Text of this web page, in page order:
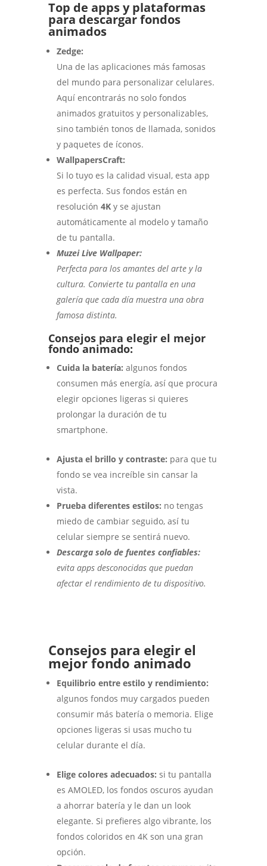
Top de apps y plataformas
para descargar fondos
animados
Zedge:
Una de las aplicaciones más famosas
del mundo para personalizar celulares.
Aquí encontrarás no solo fondos
animados gratuitos y personalizables,
sino también tonos de llamada, sonidos
y paquetes de íconos.
WallpapersCraft:
Si lo tuyo es la calidad visual, esta app
es perfecta. Sus fondos están en
resolución 4Ky se ajustan
automáticamente al modelo y tamaño
de tu pantalla.
Muzei Live Wallpaper:
Perfecta para los amantes del arte y la
cultura. Convierte tu pantalla en una
galería que cada día muestra una obra
famosa distinta.
Consejos para elegir el mejor
fondo animado:
Cuida la batería: algunos fondos
consumen más energía, así que procura
elegir opciones ligeras si quieres
prolongar la duración de tu
smartphone.
Ajusta el brillo y contraste: para que tu
fondo se vea increíble sin cansar la
vista.
Prueba diferentes estilos: no tengas
miedo de cambiar seguido, así tu
celular siempre se sentirá nuevo.
Descarga solo de fuentes confiables:
evita apps desconocidas que puedan
afectar el rendimiento de tu dispositivo.
Consejos para elegir el
mejor fondo animado
Equilibrio entre estilo y rendimiento:
algunos fondos muy cargados pueden
consumir más batería o memoria. Elige
opciones ligeras si usas mucho tu
celular durante el día.
Elige colores adecuados: si tu pantalla
es AMOLED, los fondos oscuros ayudan
a ahorrar batería y le dan un look
elegante. Si prefieres algo vibrante, los
fondos coloridos en 4K son una gran
opción.